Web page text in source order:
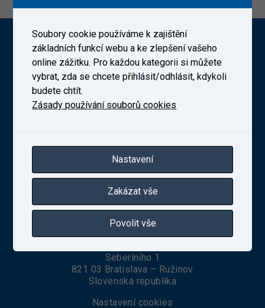
Výzkumný Ústav Železniční, a. s. (VUZ)
Novodvorská 1698/138b, Praha 4
soudem v Praze, oddíl B, vložka 10025
VUZ Slovakia, s. r. o.
Seberíniho 1
821 03 Bratislava – Ružinov
Slovenská republika
Nastavení cookies
Soubory cookie používáme k zajištění
základních funkcí webu a ke zlepšení vašeho
online zážitku. Pro každou kategorii si můžete
vybrat, zda se chcete přihlásit/odhlásit, kdykoli
budete chtít.
Zásady používání souborů cookies
Nastavení
Zakázat vše
Povolit vše